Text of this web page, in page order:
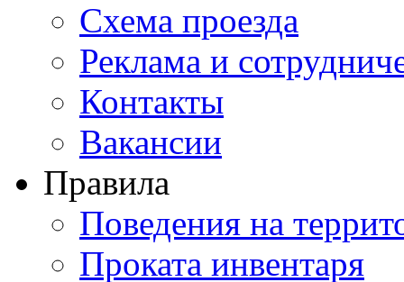
Схема проезда
Реклама и
Контакты
Вакансии
Правила
Поведения на
Проката инвентаря